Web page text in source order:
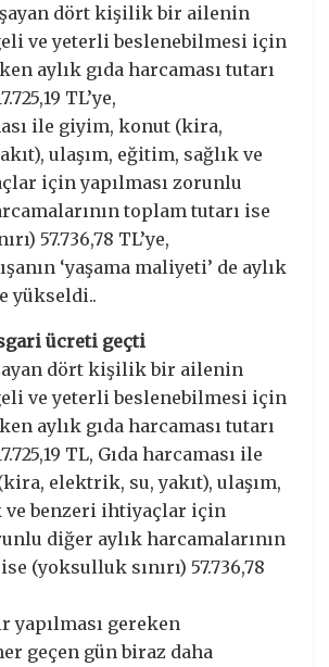
dört kişilik bir ailenin
ve yeterli beslenebilmesi için
aylık gıda harcaması tutarı
TL’ye,
ile giyim, konut (kira,
ulaşım, eğitim, sağlık ve
için yapılması zorunlu
toplam tutarı ise
57.736,78 TL’ye,
‘yaşama maliyeti’ de aylık
yükseldi..
ücreti geçti
dört kişilik bir ailenin
ve yeterli beslenebilmesi için
aylık gıda harcaması tutarı
TL, Gıda harcaması ile
elektrik, su, yakıt), ulaşım,
ve benzeri ihtiyaçlar için
diğer aylık harcamalarının
(yoksulluk sınırı) 57.736,78
yapılması gereken
geçen gün biraz daha